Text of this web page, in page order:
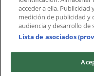
Descargar la APP
acceder a ella.
medición de publicidad y
audiencia y desarrollo de
Lista de asociados